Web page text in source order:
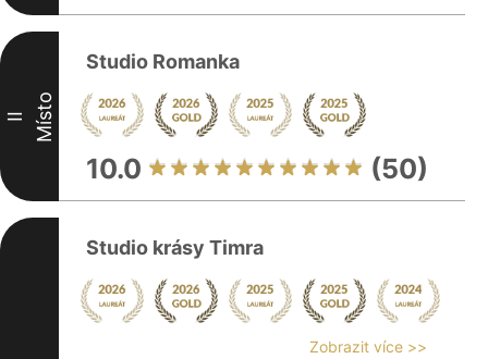
II Místo
Studio Romanka
10.0 (50)
Studio krásy Timra
Zobrazit více >>